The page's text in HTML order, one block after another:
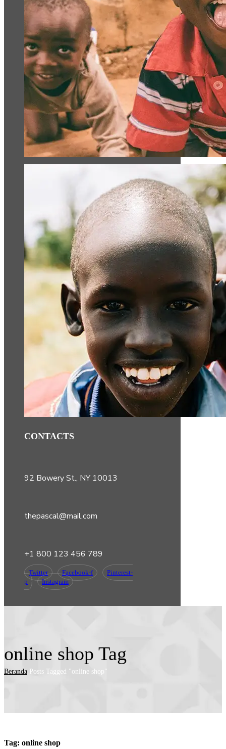
CONTACTS
92 Bowery St., NY 10013
thepascal@mail.com
+1 800 123 456 789
Twitter Facebook-f
Pinterest-
p
Instagram
online shop Tag
Beranda Posts Tagged "online shop"
Tag: online shop